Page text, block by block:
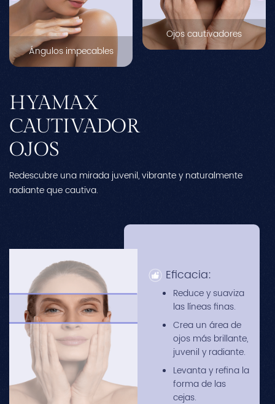
Ángulos impecables
Ojos cautivadores
HYAMAX
CAUTIVADOR
OJOS
Redescubre una mirada juvenil, vibrante y naturalmente
radiante que cautiva.
Eficacia:
Reduce y suaviza
las líneas finas.
Crea un área de
ojos más brillante,
juvenil y radiante.
Levanta y refina la
forma de las
cejas.